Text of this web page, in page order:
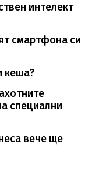
интелект
смартфона си
кеша?
специални
вече ще